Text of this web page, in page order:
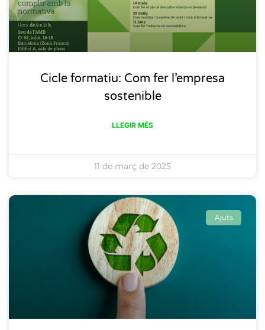
Cicle formatiu: Com fer l’empresa
sostenible
LLEGIR MÉS
11 de març de 2025
Ajuts